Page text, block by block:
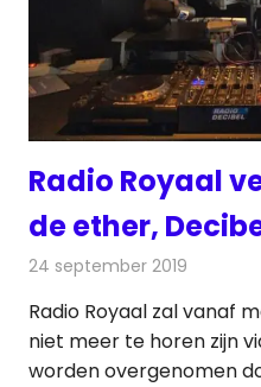
Radio Royaal
de ether,
24 september 2019
Radio Royaal zal vanaf
niet meer te horen zijn
worden overgenomen